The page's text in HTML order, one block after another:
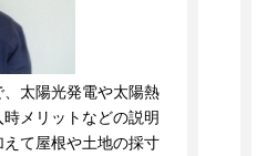
太陽光発電や太陽熱
メリットなどの説明
て屋根や土地の採寸